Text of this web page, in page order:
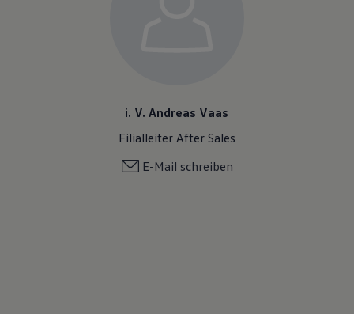
i. V. Andreas Vaas
Filialleiter After Sales
E-Mail schreiben